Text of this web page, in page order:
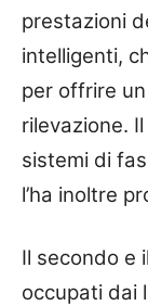
prestazioni
intelligenti,
per offrire
rilevazione.
sistemi di
l’ha inoltre
Il secondo e
occupati dai